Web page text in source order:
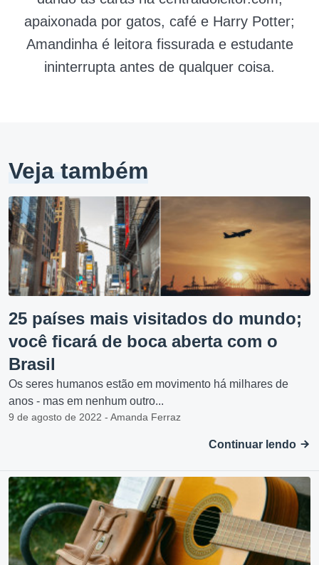
apaixonada por gatos, café e Harry Potter;
Amandinha é leitora fissurada e estudante
ininterrupta antes de qualquer coisa.
Veja também
25 países mais visitados do mundo;
você ficará de boca aberta com o
Brasil
Os seres humanos estão em movimento há milhares de
anos - mas em nenhum outro...
9 de agosto de 2022 - Amanda Ferraz
Continuar lendo